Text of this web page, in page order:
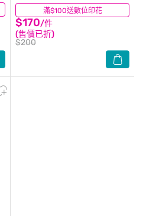
滿$100送數位印花
$170/件
(售價已折)
$200
(5)